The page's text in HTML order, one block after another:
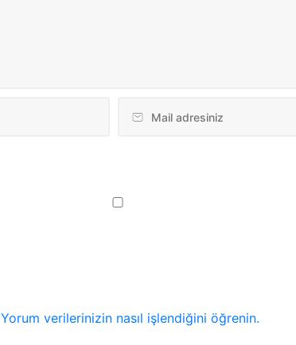
Yorum verilerinizin nasıl işlendiğini öğrenin.